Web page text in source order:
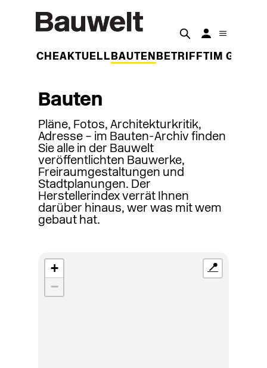
WOCHEAKTUELL BAUTEN BETRIFFT IM
Bauten
Pläne, Fotos, Architekturkritik,
Adresse – im Bauten-Archiv finden
Sie alle in der Bauwelt
veröffentlichten Bauwerke,
Freiraumgestaltungen und
Stadtplanungen. Der
Herstellerindex verrät Ihnen
darüber hinaus, wer was mit wem
gebaut hat.
+
−
📍